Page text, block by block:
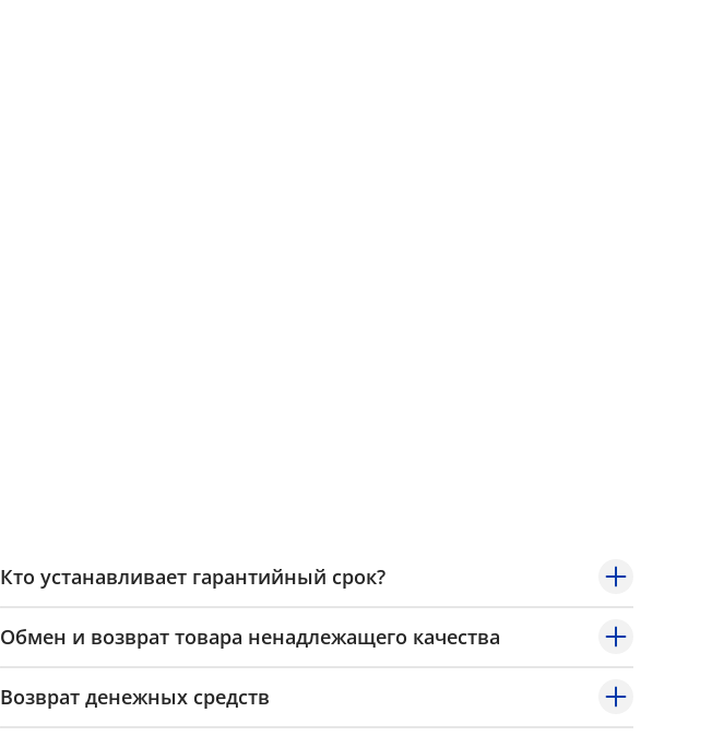
Кто устанавливает гарантийный срок?
Обмен и возврат товара ненадлежащего качества
Возврат денежных средств